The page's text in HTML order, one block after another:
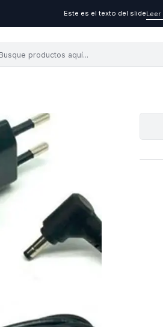
Este es el texto del slideLeer